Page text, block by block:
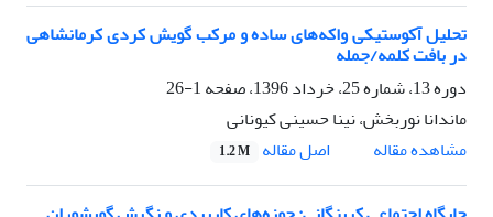
تحلیل آکوستیکی واکه‌های ساده و مرکب گویش کردی کرمانشاهی
در بافت کلمه/جمله
دوره 13، شماره 25، خرداد 1396، صفحه
1-26
ماندانا نوربخش، نینا حسینی کیونانی
مشاهده مقاله
اصل مقاله 1.2 M